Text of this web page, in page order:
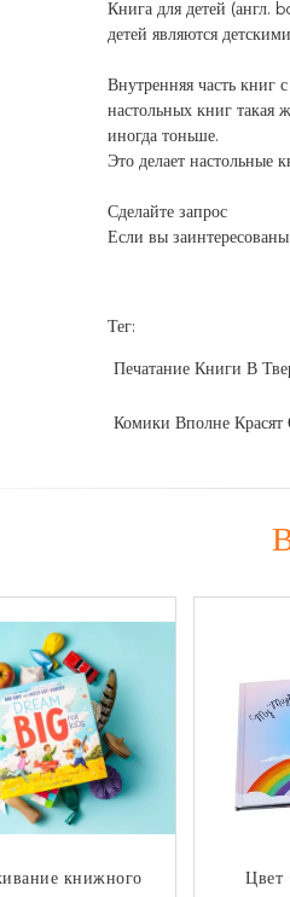
Книга для детей (англ.
детей являются
Внутренняя часть книг
настольных книг такая
иногда тоньше.
Это делает настольные
Сделайте запрос
Если вы
Тег:
Печатание Книги В
Комики Вполне Красят
книжного
Цвет
роскошная